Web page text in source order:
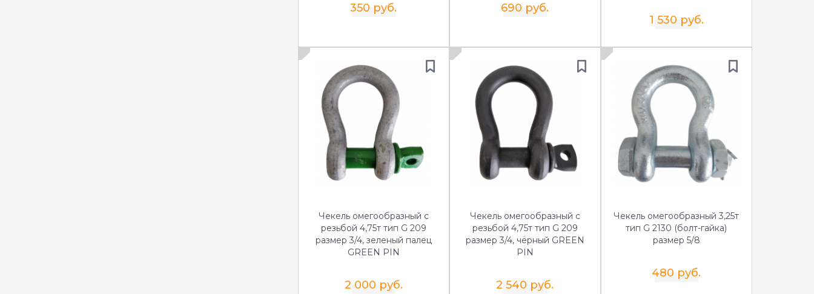
350 руб. 690 руб.
1 530 руб.
Чекель омегообразный с
резьбой 4,75т тип G 209
размер 3/4, зеленый палец
GREEN PIN
2 000 руб.
Чекель омегообразный с
резьбой 4,75т тип G 209
размер 3/4, чёрный GREEN
PIN
2 540 руб.
Чекель омегообразный 3,25т
тип G 2130 (болт-гайка)
размер 5/8
480 руб.